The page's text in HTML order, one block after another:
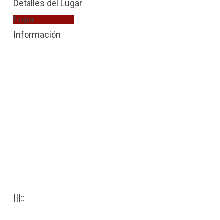
Detalles del Lugar
LugarExtranjería
Información
|||::